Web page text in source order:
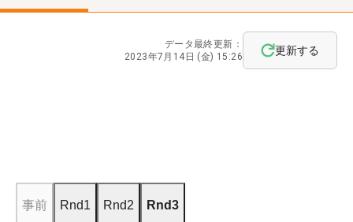
データ最終更新：
2023年7月14日 (金) 15:26
更新する
事前 Rnd1 Rnd2 Rnd3